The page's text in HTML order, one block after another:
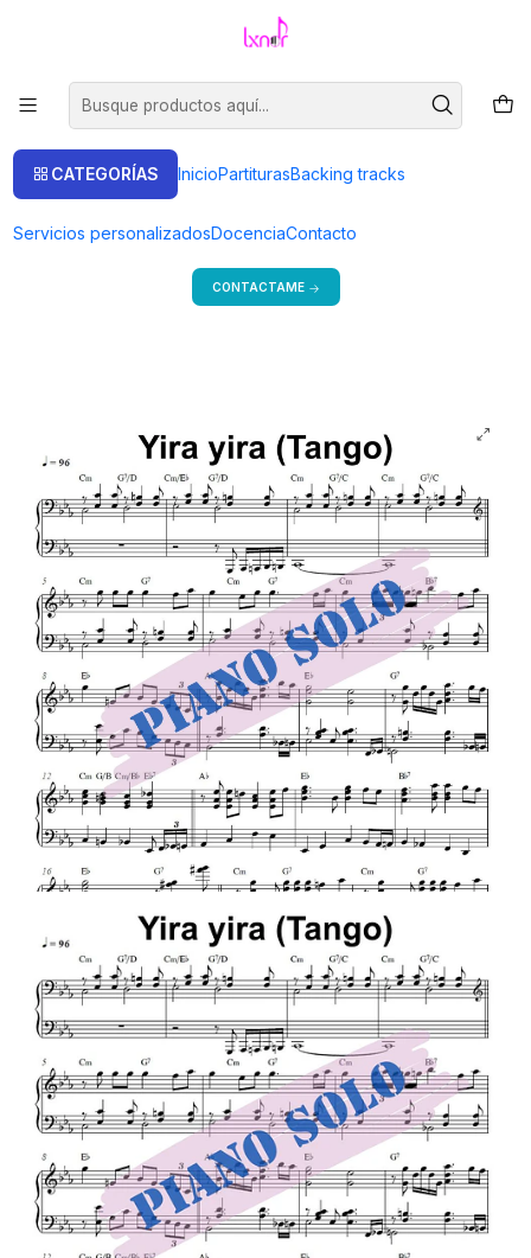
CATEGORÍAS InicioPartiturasBacking tracks
Servicios personalizadosDocenciaContacto
Venta de partituras.
Inicio Partituras Piano Solo
PS 0012 - Yira yira - Tango - Piano solo
Bienvenido a mi tienda
Si estás en Argentina, consulta precios y más formas de pago.
CONTACTAME